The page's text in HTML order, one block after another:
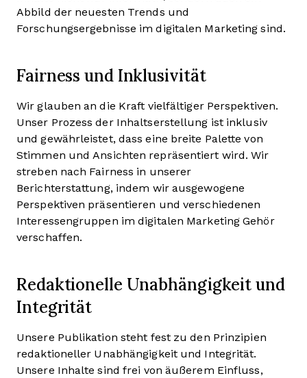
Abbild der neuesten Trends und
Forschungsergebnisse im digitalen Marketing sind.
Fairness und Inklusivität
Wir glauben an die Kraft vielfältiger Perspektiven.
Unser Prozess der Inhaltserstellung ist inklusiv
und gewährleistet, dass eine breite Palette von
Stimmen und Ansichten repräsentiert wird. Wir
streben nach Fairness in unserer
Berichterstattung, indem wir ausgewogene
Perspektiven präsentieren und verschiedenen
Interessengruppen im digitalen Marketing Gehör
verschaffen.
Redaktionelle Unabhängigkeit und
Integrität
Unsere Publikation steht fest zu den Prinzipien
redaktioneller Unabhängigkeit und Integrität.
Unsere Inhalte sind frei von äußerem Einfluss,